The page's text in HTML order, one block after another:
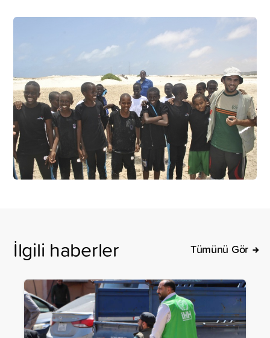
İlgili haberler Tümünü Gör